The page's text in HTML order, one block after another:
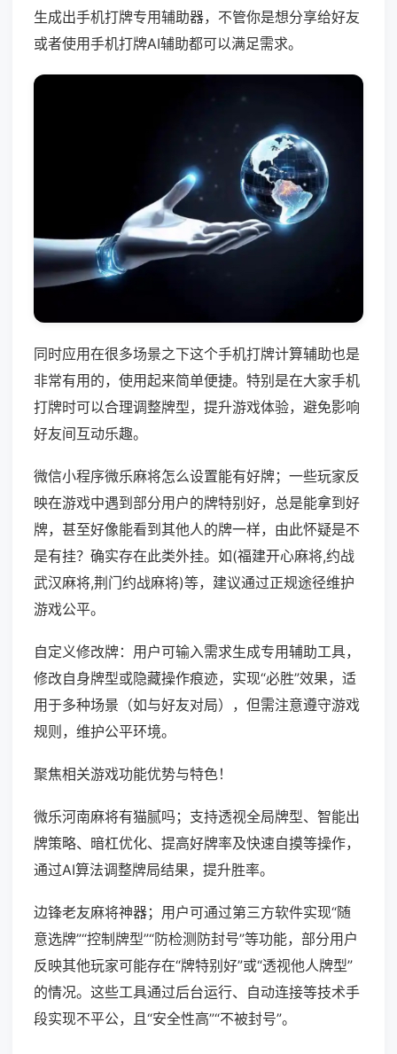
生成出手机打牌专用辅助器，不管你是想分享给好友
或者使用手机打牌AI辅助都可以满足需求。
同时应用在很多场景之下这个手机打牌计算辅助也是
非常有用的，使用起来简单便捷。特别是在大家手机
打牌时可以合理调整牌型，提升游戏体验，避免影响
好友间互动乐趣。
微信小程序微乐麻将怎么设置能有好牌；一些玩家反
映在游戏中遇到部分用户的牌特别好，总是能拿到好
牌，甚至好像能看到其他人的牌一样，由此怀疑是不
是有挂？确实存在此类外挂。如(福建开心麻将,约战
武汉麻将,荆门约战麻将)等，建议通过正规途径维护
游戏公平。
自定义修改牌：用户可输入需求生成专用辅助工具，
修改自身牌型或隐藏操作痕迹，实现“必胜”效果，适
用于多种场景（如与好友对局），但需注意遵守游戏
规则，维护公平环境。
聚焦相关游戏功能优势与特色！
微乐河南麻将有猫腻吗；支持透视全局牌型、智能出
牌策略、暗杠优化、提高好牌率及快速自摸等操作，
通过AI算法调整牌局结果，提升胜率。
边锋老友麻将神器；用户可通过第三方软件实现“随
意选牌”“控制牌型”“防检测防封号”等功能，部分用户
反映其他玩家可能存在“牌特别好”或“透视他人牌型”
的情况。这些工具通过后台运行、自动连接等技术手
段实现不平公，且“安全性高”“不被封号”。